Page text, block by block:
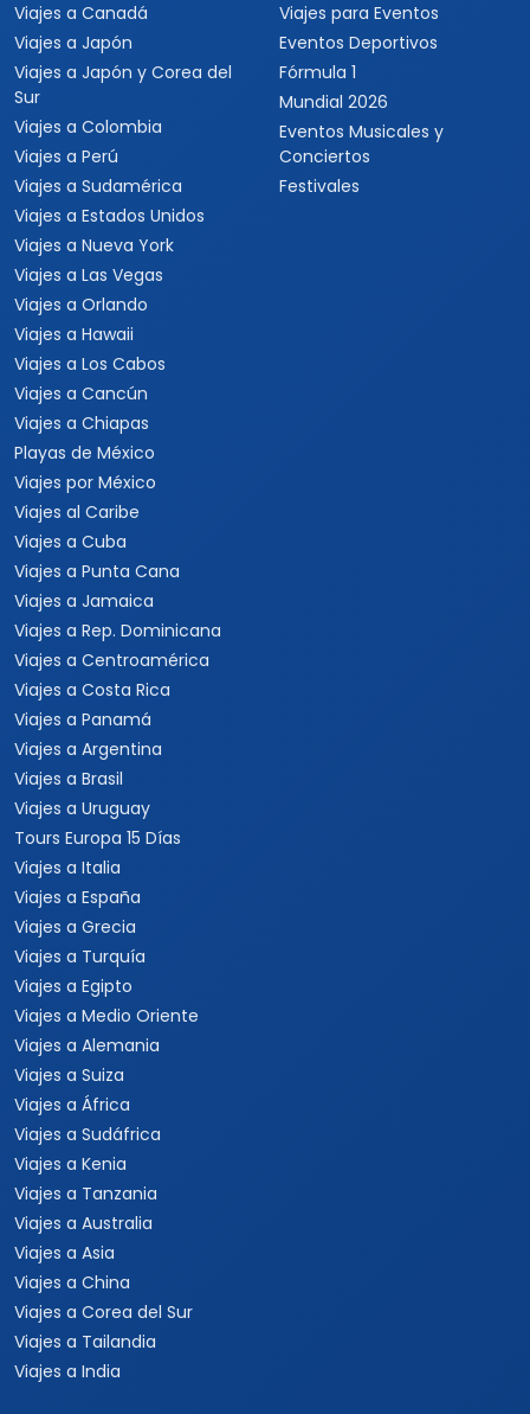
Viajes a Canadá
Viajes a Japón
Viajes a Japón y Corea del
Sur
Viajes a Colombia
Viajes a Perú
Viajes a Sudamérica
Viajes a Estados Unidos
Viajes a Nueva York
Viajes a Las Vegas
Viajes a Orlando
Viajes a Hawaii
Viajes a Los Cabos
Viajes a Cancún
Viajes a Chiapas
Playas de México
Viajes por México
Viajes al Caribe
Viajes a Cuba
Viajes a Punta Cana
Viajes a Jamaica
Viajes a Rep. Dominicana
Viajes a Centroamérica
Viajes a Costa Rica
Viajes a Panamá
Viajes a Argentina
Viajes a Brasil
Viajes a Uruguay
Tours Europa 15 Días
Viajes a Italia
Viajes a España
Viajes a Grecia
Viajes a Turquía
Viajes a Egipto
Viajes a Medio Oriente
Viajes a Alemania
Viajes a Suiza
Viajes a África
Viajes a Sudáfrica
Viajes a Kenia
Viajes a Tanzania
Viajes a Australia
Viajes a Asia
Viajes a China
Viajes a Corea del Sur
Viajes a Tailandia
Viajes a India
Viajes para Eventos
Eventos Deportivos
Fórmula 1
Mundial 2026
Eventos Musicales y
Conciertos
Festivales